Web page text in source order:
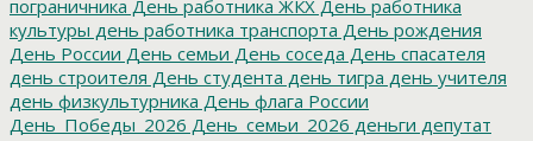
пограничника День работника ЖКХ День работника
культуры день работника транспорта День рождения
День России День семьи День соседа День спасателя
день строителя День студента день тигра день учителя
день физкультурника День флага России
День_Победы_2026 День_семьи_2026 деньги депутат